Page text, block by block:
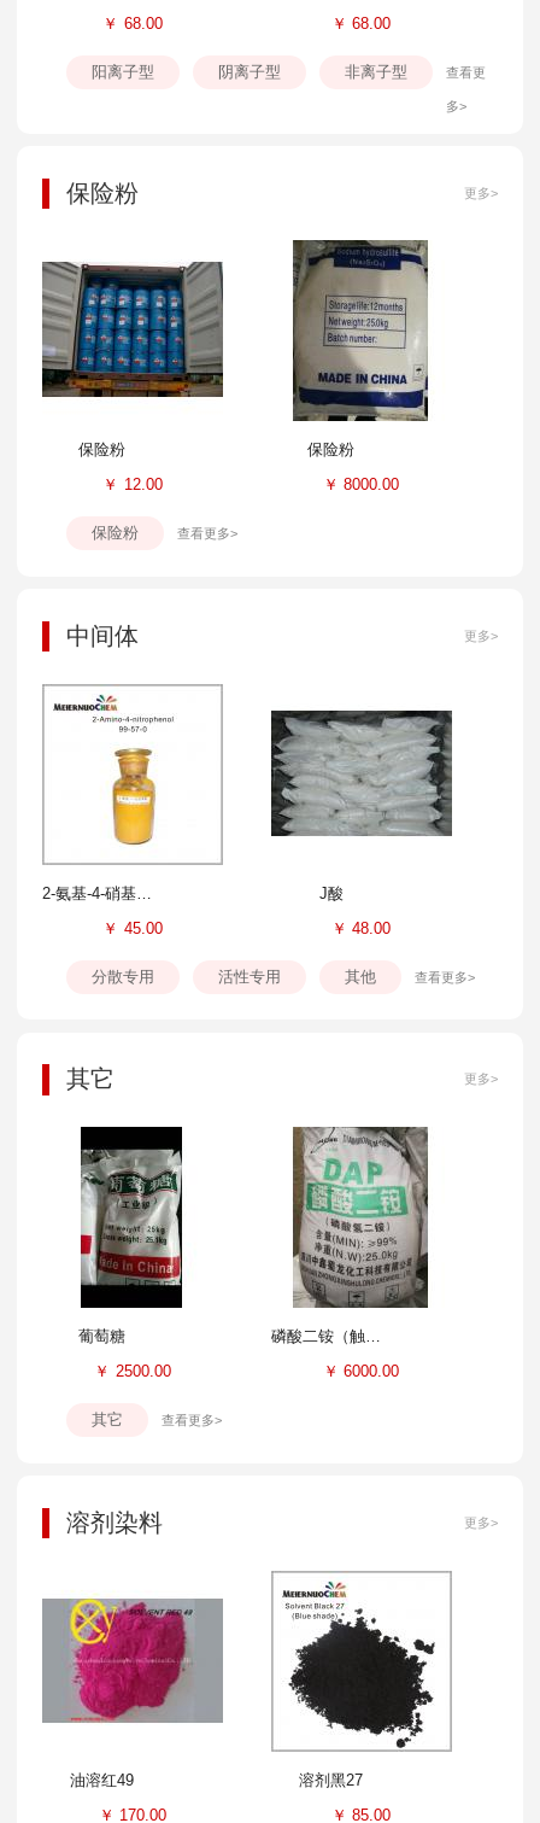
￥ 68.00 ￥ 68.00
阳离子型 阴离子型 非离子型 查看更
多>
保险粉 更多>
保险粉
￥ 12.00
保险粉
￥ 8000.00
保险粉 查看更多>
中间体 更多>
￥ 45.00
J酸
￥ 48.00
分散专用 活性专用 其他 查看更多>
其它 更多>
葡萄糖
￥ 2500.00
磷酸二铵（触媒）
￥ 6000.00
其它 查看更多>
溶剂染料 更多>
油溶红49
￥ 170.00
溶剂黑27
￥ 85.00